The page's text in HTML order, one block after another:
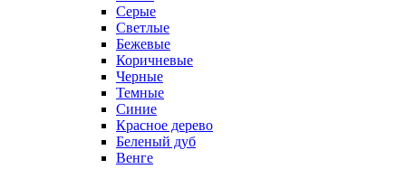
Серые
Светлые
Бежевые
Коричневые
Черные
Темные
Синие
Красное дерево
Беленый дуб
Венге